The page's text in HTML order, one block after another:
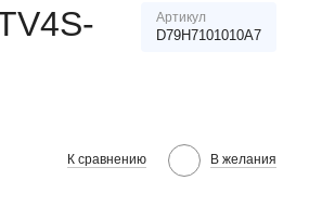
Артикул
D79H7101010A7
К сравнению В желания